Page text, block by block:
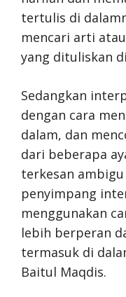
tertulis di
mencari arti
yang dituliskan
Sedangkan
dengan cara
dalam, dan
dari beberapa
terkesan
penyimpang
menggunakan
lebih berperan
termasuk di
Baitul Maqdis.